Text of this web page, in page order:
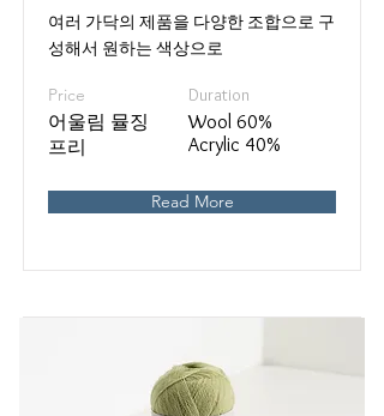
여러 가닥의 제품을 다양한 조합으로 구
성해서 원하는 색상으로
Price
어울림 뮬징
프리
Duration
Wool 60%
Acrylic 40%
Read More